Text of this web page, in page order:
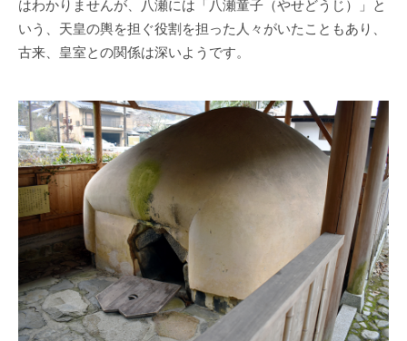
はわかりませんが、八瀬には「八瀬童子（やせどうじ）」と
いう、天皇の輿を担ぐ役割を担った人々がいたこともあり、
古来、皇室との関係は深いようです。